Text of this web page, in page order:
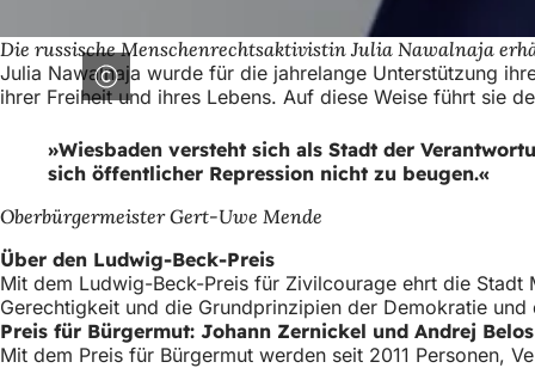
Die russische Menschenrechtsaktivistin Julia Nawalnaja
Julia Nawalnaja wurde für die jahrelange Unterstützung
ihrer Freiheit und ihres Lebens. Auf diese Weise führt sie
Wiesbaden versteht sich als Stadt der
sich öffentlicher Repression nicht zu beugen.
Oberbürgermeister Gert-Uwe Mende
Über den Ludwig-Beck-Preis
Mit dem Ludwig-Beck-Preis für Zivilcourage ehrt die
Gerechtigkeit und die Grundprinzipien der Demokratie
Preis für Bürgermut: Johann Zernickel und Andrej
Mit dem Preis für Bürgermut werden seit 2011 Personen,